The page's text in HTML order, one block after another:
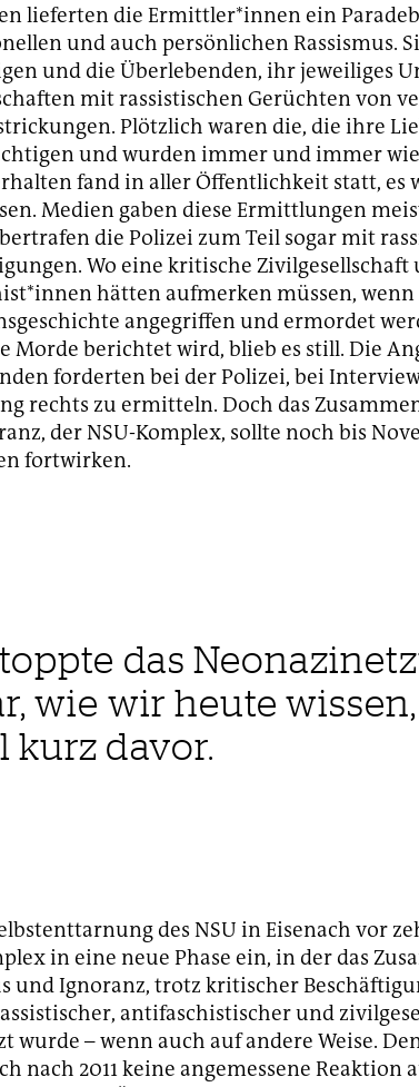
lieferten die Ermittler*innen ein
und auch persönlichen Rassismus.
und die Überlebenden, ihr jeweiliges
mit rassistischen Gerüchten von
Plötzlich waren die, die ihre
und wurden immer und immer
fand in aller Öffentlichkeit statt, es
Medien gaben diese Ermittlungen
die Polizei zum Teil sogar mit
Wo eine kritische Zivilgesellschaft
hätten aufmerken müssen,
angegriffen und ermordet
Morde berichtet wird, blieb es still. Die
forderten bei der Polizei, bei
rechts zu ermitteln. Doch das
der NSU-Komplex, sollte noch bis
fortwirken.
das
wie wir heute wissen,
kurz davor.
des NSU in Eisenach vor
in eine neue Phase ein, in der das
und Ignoranz, trotz kritischer
antifaschistischer und
wurde – wenn auch auf andere Weise.
nach 2011 keine angemessene Reaktion